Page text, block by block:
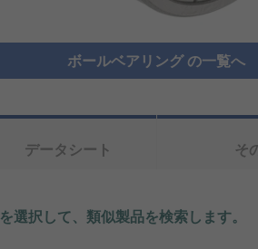
ボールベアリング の一覧へ
データシート そ
選択して、類似製品を検索します。